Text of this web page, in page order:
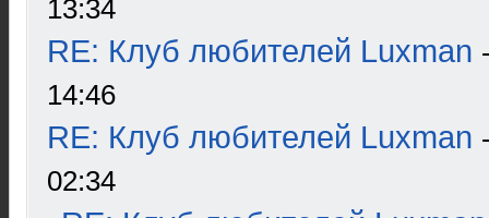
13:34
RE: Клуб любителей Luxman
14:46
RE: Клуб любителей Luxman
02:34